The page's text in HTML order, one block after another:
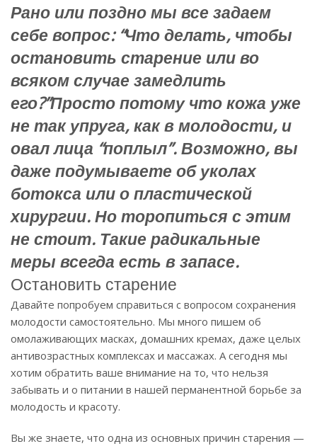
Рано или поздно мы все задаем
себе вопрос: “Что делать, чтобы
остановить старение или во
всяком случае замедлить
его?”Просто потому что кожа уже
не так упруга, как в молодости, и
овал лица “поплыл”. Возможно, вы
даже подумываете об уколах
ботокса или о пластической
хирургии. Но торопиться с этим
не стоит. Такие радикальные
меры всегда есть в запасе.
Остановить старение
Давайте попробуем справиться с вопросом сохранения
молодости самостоятельно. Мы много пишем об
омолаживающих масках, домашних кремах, даже целых
антивозрастных комплексах и массажах. А сегодня мы
хотим обратить ваше внимание на то, что нельзя
забывать и о питании в нашей перманентной борьбе за
молодость и красоту.
Вы же знаете, что одна из основных причин старения —